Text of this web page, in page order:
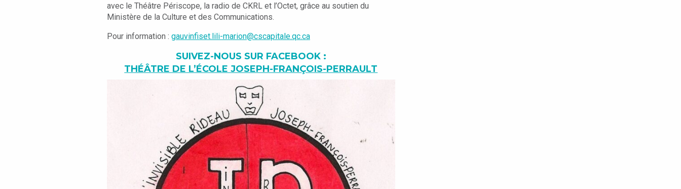
avec le Théâtre Périscope, la radio de CKRL et l’Octet, grâce au soutien du
Ministère de la Culture et des Communications.
Pour information : gauvinfiset.lili-marion@cscapitale.qc.ca
SUIVEZ-NOUS SUR FACEBOOK :
THÉÂTRE DE L’ÉCOLE JOSEPH-FRANÇOIS-PERRAULT